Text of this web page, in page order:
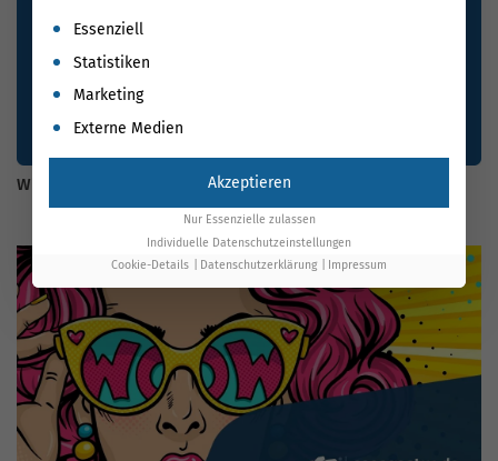
Wie finde ich gute Backlinks
Es folgt eine Liste der Service-Gruppen, für die eine
Essenziell
Statistiken
Marketing
Externe Medien
Akzeptieren
Nur Essenzielle zulassen
Individuelle Datenschutzeinstellungen
Cookie-Details
Datenschutzerklärung Impressum